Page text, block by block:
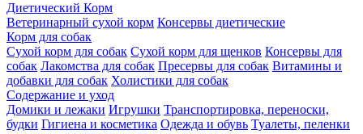
Диетический Корм
Ветеринарный сухой корм Консервы диетические
Корм для собак
Сухой корм для собак Сухой корм для щенков Консервы для
собак Лакомства для собак Пресервы для собак Витамины и
добавки для собак Холистики для собак
Содержание и уход
Домики и лежаки Игрушки Транспортировка, переноски,
будки Гигиена и косметика Одежда и обувь Туалеты, пеленки